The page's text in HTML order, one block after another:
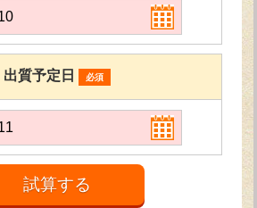
出質予定日 必須